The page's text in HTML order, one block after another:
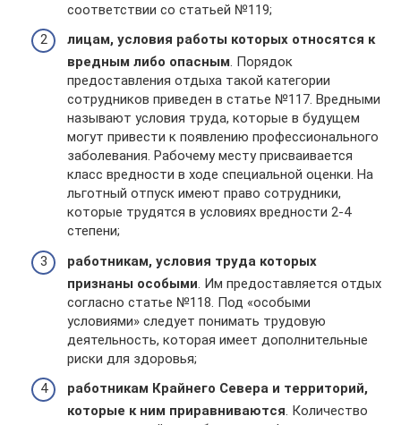
соответствии со статьей №119;
лицам, условия работы которых относятся к
вредным либо опасным. Порядок
предоставления отдыха такой категории
сотрудников приведен в статье №117. Вредными
называют условия труда, которые в будущем
могут привести к появлению профессионального
заболевания. Рабочему месту присваивается
класс вредности в ходе специальной оценки. На
льготный отпуск имеют право сотрудники,
которые трудятся в условиях вредности 2-4
степени;
работникам, условия труда которых
признаны особыми . Им предоставляется отдых
согласно статье №118. Под «особыми
условиями» следует понимать трудовую
деятельность, которая имеет дополнительные
риски для здоровья;
работникам Крайнего Севера и территорий,
которые к ним приравниваются. Количество